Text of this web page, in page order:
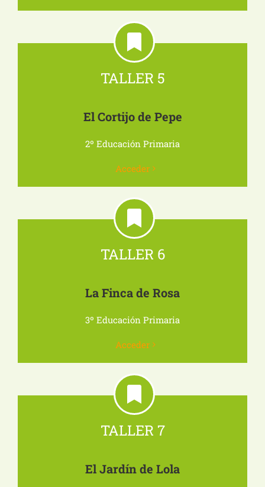
TALLER 5
El Cortijo de Pepe
2º Educación Primaria
Acceder
TALLER 6
La Finca de Rosa
3º Educación Primaria
Acceder
TALLER 7
El Jardín de Lola